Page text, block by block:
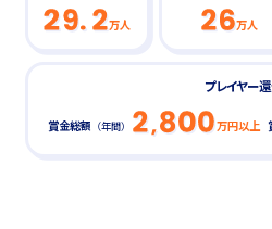
万人 万人
プレイヤー
賞金総額 （年間） 万円以上